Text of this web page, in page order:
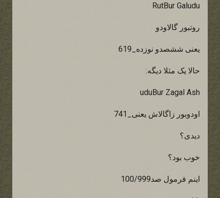
RutBur Galudu
روتبور گالاودو
یعنی ششصدو نوزده_619
حالا یک مثلا دیگه:
uduBur Zagal Ash
اودوبور زاگالاش یعنی_741
دیدی؟
خوب بود؟
اینم فرمول صد100/999